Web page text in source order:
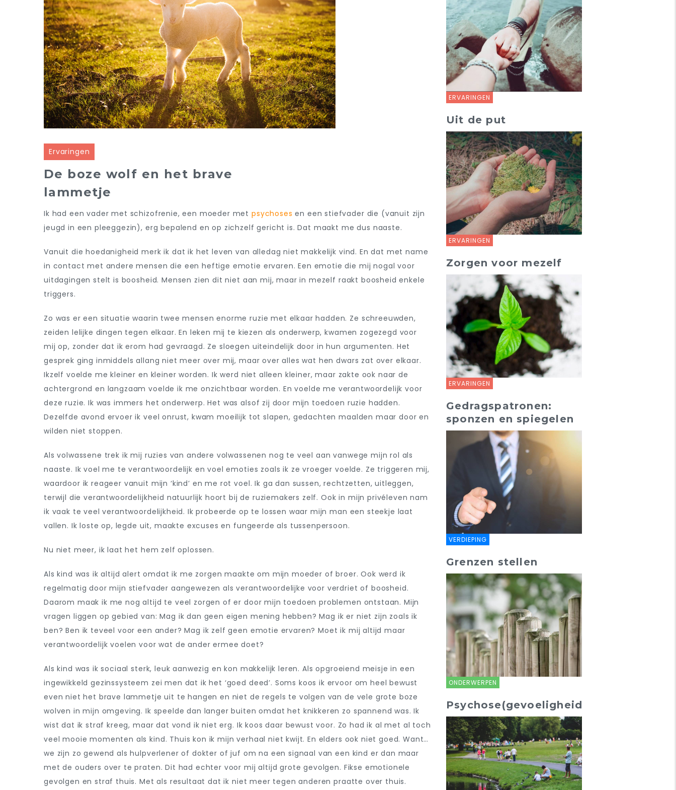
Ervaringen
De boze wolf en het brave
lammetje
Ik had een vader met schizofrenie, een moeder met psychoses en een stiefvader die (vanuit zijn
jeugd in een pleeggezin), erg bepalend en op zichzelf gericht is. Dat maakt me dus naaste.
Vanuit die hoedanigheid merk ik dat ik het leven van alledag niet makkelijk vind. En dat met name
in contact met andere mensen die een heftige emotie ervaren. Een emotie die mij nogal voor
uitdagingen stelt is boosheid. Mensen zien dit niet aan mij, maar in mezelf raakt boosheid enkele
triggers.
Zo was er een situatie waarin twee mensen enorme ruzie met elkaar hadden. Ze schreeuwden,
zeiden lelijke dingen tegen elkaar. En leken mij te kiezen als onderwerp, kwamen zogezegd voor
mij op, zonder dat ik erom had gevraagd. Ze sloegen uiteindelijk door in hun argumenten. Het
gesprek ging inmiddels allang niet meer over mij, maar over alles wat hen dwars zat over elkaar.
Ikzelf voelde me kleiner en kleiner worden. Ik werd niet alleen kleiner, maar zakte ook naar de
achtergrond en langzaam voelde ik me onzichtbaar worden. En voelde me verantwoordelijk voor
deze ruzie. Ik was immers het onderwerp. Het was alsof zij door mijn toedoen ruzie hadden.
Dezelfde avond ervoer ik veel onrust, kwam moeilijk tot slapen, gedachten maalden maar door en
wilden niet stoppen.
Als volwassene trek ik mij ruzies van andere volwassenen nog te veel aan vanwege mijn rol als
naaste. Ik voel me te verantwoordelijk en voel emoties zoals ik ze vroeger voelde. Ze triggeren mij,
waardoor ik reageer vanuit mijn ‘kind’ en me rot voel. Ik ga dan sussen, rechtzetten, uitleggen,
terwijl die verantwoordelijkheid natuurlijk hoort bij de ruziemakers zelf. Ook in mijn privéleven nam
ik vaak te veel verantwoordelijkheid. Ik probeerde op te lossen waar mijn man een steekje laat
vallen. Ik loste op, legde uit, maakte excuses en fungeerde als tussenpersoon.
Nu niet meer, ik laat het hem zelf oplossen.
Als kind was ik altijd alert omdat ik me zorgen maakte om mijn moeder of broer. Ook werd ik
regelmatig door mijn stiefvader aangewezen als verantwoordelijke voor verdriet of boosheid.
Daarom maak ik me nog altijd te veel zorgen of er door mijn toedoen problemen ontstaan. Mijn
vragen liggen op gebied van: Mag ik dan geen eigen mening hebben? Mag ik er niet zijn zoals ik
ben? Ben ik teveel voor een ander? Mag ik zelf geen emotie ervaren? Moet ik mij altijd maar
verantwoordelijk voelen voor wat de ander ermee doet?
Als kind was ik sociaal sterk, leuk aanwezig en kon makkelijk leren. Als opgroeiend meisje in een
ingewikkeld gezinssysteem zei men dat ik het ‘goed deed’. Soms koos ik ervoor om heel bewust
even niet het brave lammetje uit te hangen en niet de regels te volgen van de vele grote boze
wolven in mijn omgeving. Ik speelde dan langer buiten omdat het knikkeren zo spannend was. Ik
wist dat ik straf kreeg, maar dat vond ik niet erg. Ik koos daar bewust voor. Zo had ik al met al toch
veel mooie momenten als kind. Thuis kon ik mijn verhaal niet kwijt. En elders ook niet goed. Want…
we zijn zo gewend als hulpverlener of dokter of juf om na een signaal van een kind er dan maar
met de ouders over te praten. Dit had echter voor mij altijd grote gevolgen. Fikse emotionele
gevolgen en straf thuis. Met als resultaat dat ik niet meer tegen anderen praatte over thuis.
ERVARINGEN
ERVARINGEN
Uit de put
ERVARINGEN
Zorgen voor mezelf
VERDIEPING
Gedragspatronen:
sponzen en spiegelen
ONDERWERPEN
Grenzen stellen
Psychose(gevoeligheid)